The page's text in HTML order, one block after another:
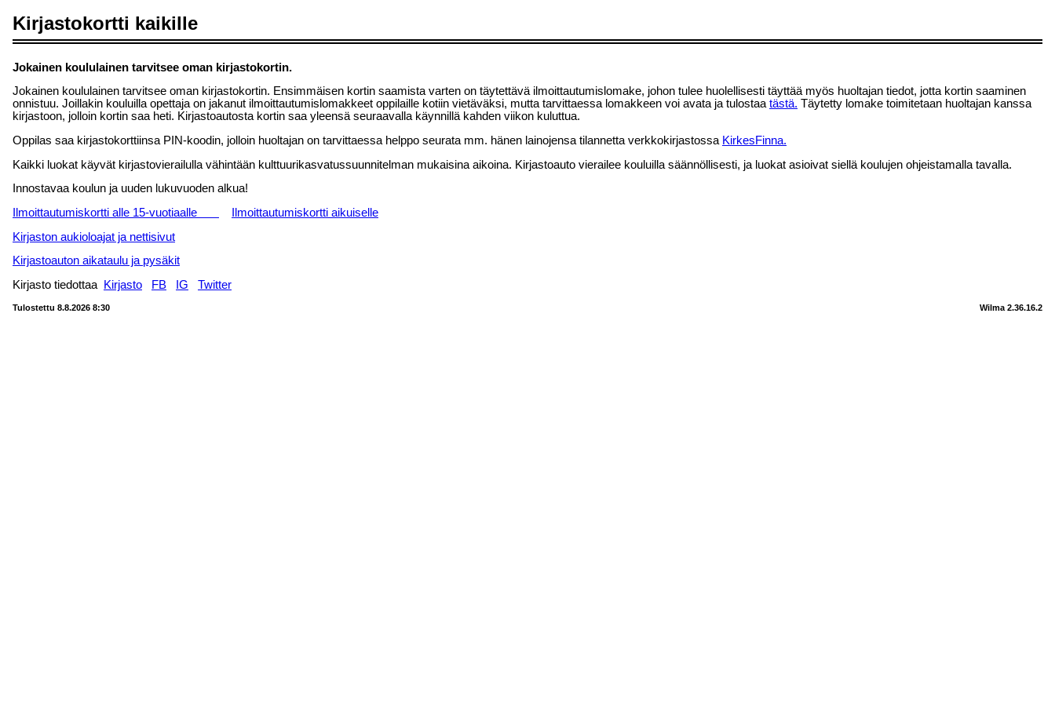
Kirjastokortti kaikille
Jokainen koululainen tarvitsee oman kirjastokortin.
Jokainen koululainen tarvitsee oman kirjastokortin. Ensimmäisen kortin saamista varten on täytettävä ilmoittautumislomake, johon tulee huolellisesti täyttää myös huoltajan tiedot, jotta kortin saaminen
onnistuu. Joillakin kouluilla opettaja on jakanut ilmoittautumislomakkeet oppilaille kotiin vietäväksi, mutta tarvittaessa lomakkeen voi avata ja tulostaatästä. Täytetty lomake toimitetaan huoltajan kanssa
kirjastoon, jolloin kortin saa heti. Kirjastoautosta kortin saa yleensä seuraavalla käynnillä kahden viikon kuluttua.
Oppilas saa kirjastokorttiinsa PIN-koodin, jolloin huoltajan on tarvittaessa helppo seurata mm. hänen lainojensa tilannetta verkkokirjastossa KirkesFinna.
Kaikki luokat käyvät kirjastovierailulla vähintään kulttuurikasvatussuunnitelman mukaisina aikoina. Kirjastoauto vierailee kouluilla säännöllisesti, ja luokat asioivat siellä koulujen ohjeistamalla tavalla.
Innostavaa koulun ja uuden lukuvuoden alkua!
Ilmoittautumiskortti alle 15-vuotiaalle
Ilmoittautumiskortti aikuiselle
Kirjaston aukioloajat ja nettisivut
Kirjastoauton aikataulu ja pysäkit
Kirjasto tiedottaa
Kirjasto FB IG Twitter
Tulostettu 8.8.2026 8:30 Wilma 2.36.16.2